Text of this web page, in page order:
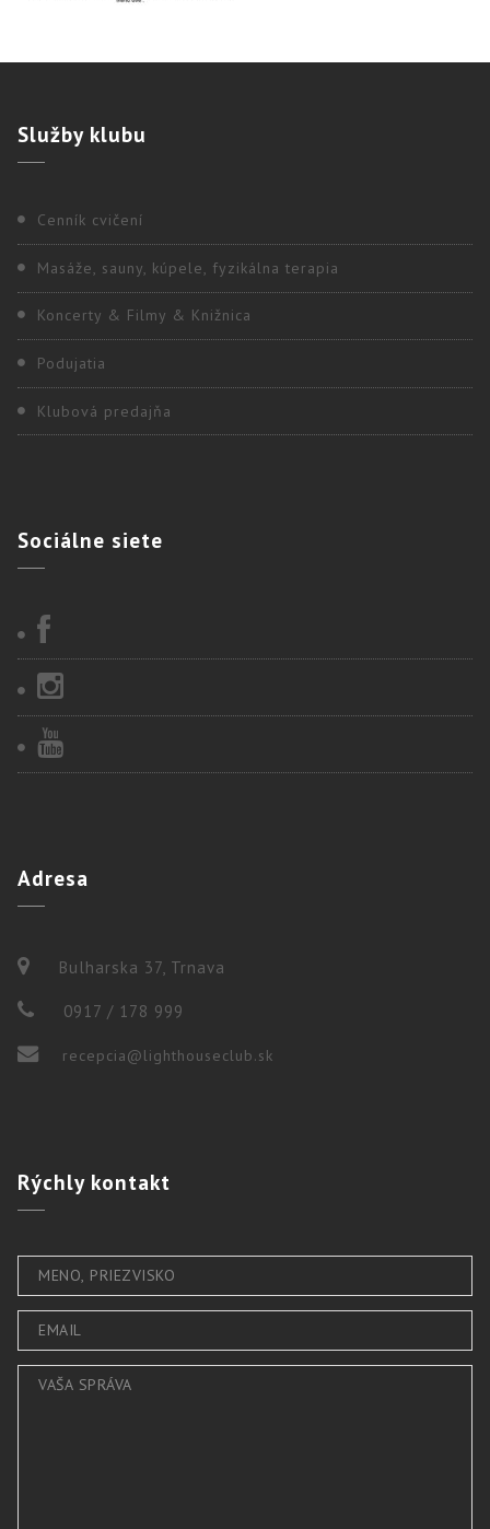
Službyklubu
Cenník cvičení
Masáže, sauny, kúpele, fyzikálna terapia
Koncerty & Filmy & Knižnica
Podujatia
Klubová predajňa
Sociálne siete
Adresa
Bulharska 37, Trnava
0917 / 178 999
recepcia@lighthouseclub.sk
Rýchlykontakt